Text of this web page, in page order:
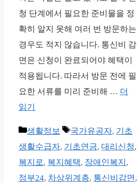
청 단계에서 필요한 준비물을 정
확히 알지 못해 여러 번 방문하는
경우도 적지 않습니다. 통신비 감
면은 신청이 완료되어야 혜택이
적용됩니다. 따라서 방문 전에 필
요한 서류를 미리 준비해 … 더
읽기
카
테
고
리
생활정보
태
그
국가유공자, 기초
생활수급자, 기초연금, 대리신청,
복지로, 복지혜택, 장애인복지 ,
정부24, 차상위계층, 통신비감면,